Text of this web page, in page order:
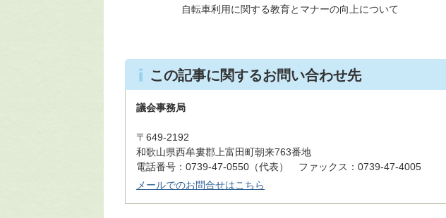
自転車利用に関する教育とマナーの向上について
この記事に関するお問い合わせ先
議会事務局
〒649-2192
和歌山県西牟婁郡上富田町朝来763番地
電話番号：0739-47-0550（代表） ファックス：0739-47-4005
メールでのお問合せはこちら